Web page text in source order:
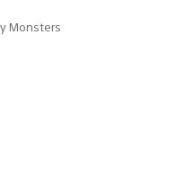
Monsters